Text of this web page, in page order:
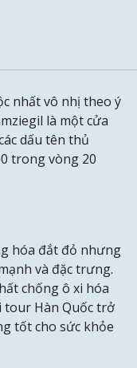
nhất vô nhị theo ý
là một cửa
dấu tên thủ
trong vòng 20
hóa đắt đỏ nhưng
và đặc trưng.
chống ô xi hóa
tour Hàn Quốc trở
tốt cho sức khỏe